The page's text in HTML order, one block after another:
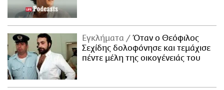
Εγκλήματα
Όταν ο Θεόφιλος
Σεχίδης δολοφόνησε και τεμάχισε
πέντε μέλη της οικογένειάς του